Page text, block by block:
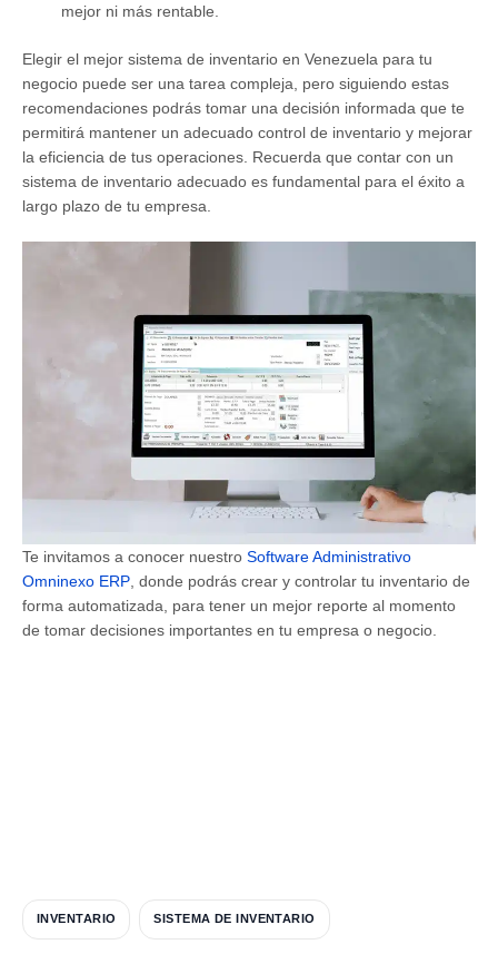
mejor ni más rentable.
Elegir el mejor sistema de inventario en Venezuela para tu
negocio puede ser una tarea compleja, pero siguiendo estas
recomendaciones podrás tomar una decisión informada que te
permitirá mantener un adecuado control de inventario y mejorar
la eficiencia de tus operaciones. Recuerda que contar con un
sistema de inventario adecuado es fundamental para el éxito a
largo plazo de tu empresa.
Te invitamos a conocer nuestro Software Administrativo
Omninexo ERP , donde podrás crear y controlar tu inventario de
forma automatizada, para tener un mejor reporte al momento
de tomar decisiones importantes en tu empresa o negocio.
INVENTARIO SISTEMA DE INVENTARIO